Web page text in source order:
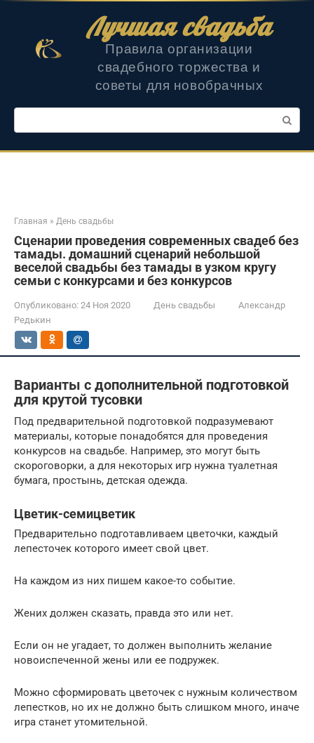
Лучшая свадьба
Правила организации
свадебного торжества и
советы для новобрачных
Поиск:
Главная » День свадьбы
Сценарии проведения современных свадеб без
тамады. домашний сценарий небольшой
веселой свадьбы без тамады в узком кругу
семьи с конкурсами и без конкурсов
Опубликовано: 24 Ноя 2020 День свадьбы
Александр
Редькин
Варианты с дополнительной подготовкой
для крутой тусовки
Под предварительной подготовкой подразумевают
материалы, которые понадобятся для проведения
конкурсов на свадьбе. Например, это могут быть
скороговорки, а для некоторых игр нужна туалетная
бумага, простынь, детская одежда.
Цветик-семицветик
Предварительно подготавливаем цветочки, каждый
лепесточек которого имеет свой цвет.
На каждом из них пишем какое-то событие.
Жених должен сказать, правда это или нет.
Если он не угадает, то должен выполнить желание
новоиспеченной жены или ее подружек.
Можно сформировать цветочек с нужным количеством
лепестков, но их не должно быть слишком много, иначе
игра станет утомительной.